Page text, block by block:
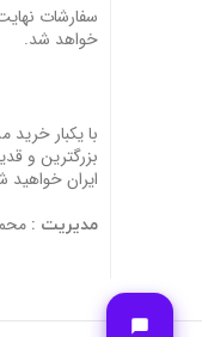
سفارشات
خواهد شد.
با یکبار خرید
بزرگترین و
ایران خواهید
مدیریت :